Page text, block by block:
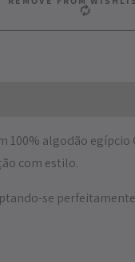
algodão
com estilo.
se